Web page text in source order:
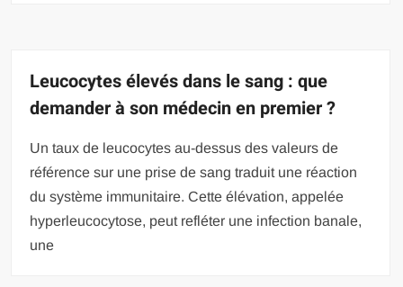
Leucocytes élevés dans le sang : que
demander à son médecin en premier ?
Un taux de leucocytes au-dessus des valeurs de
référence sur une prise de sang traduit une réaction
du système immunitaire. Cette élévation, appelée
hyperleucocytose, peut refléter une infection banale,
une